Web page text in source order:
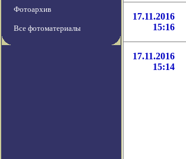
Фотоархив
Все фотоматериалы
17.11.2016
15:16
17.11.2016
15:14